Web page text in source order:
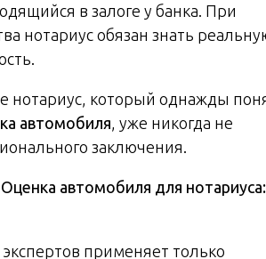
в залоге у банка. При
нотариус обязан знать
нотариус, который однажды
автомобиля , уже никогда не
заключения.
автомобиля для
применяет только